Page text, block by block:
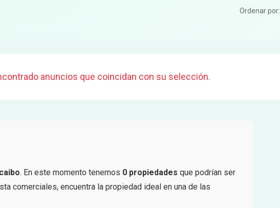
Ordenar por:
anuncios que coincidan con su selección.
. En este momento tenemos 0 propiedades que podrían ser
comerciales, encuentra la propiedad ideal en una de las